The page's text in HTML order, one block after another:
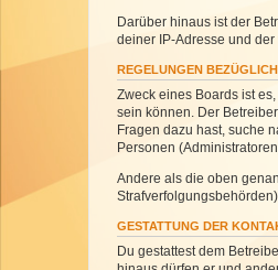
Darüber hinaus ist der
deiner IP-Adresse und
REGELUNGEN
Zweck eines Boards ist
sein können. Der
Fragen dazu hast, suche
Personen
Andere als die oben
GESTATTUNG DER
Du gestattest dem